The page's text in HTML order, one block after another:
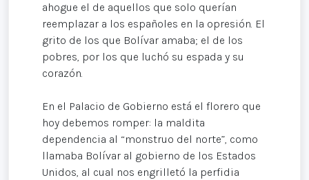
ahogue el de aquellos que solo querían
reemplazar a los españoles en la opresión. El
grito de los que Bolívar amaba; el de los
pobres, por los que luchó su espada y su
corazón.
En el Palacio de Gobierno está el florero que
hoy debemos romper: la maldita
dependencia al “monstruo del norte”, como
llamaba Bolívar al gobierno de los Estados
Unidos, al cual nos engrilletó la perfidia